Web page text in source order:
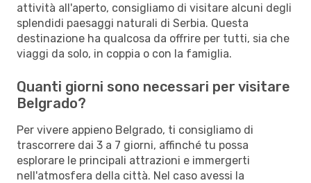
attività all'aperto, consigliamo di visitare alcuni degli
splendidi paesaggi naturali di Serbia. Questa
destinazione ha qualcosa da offrire per tutti, sia che
viaggi da solo, in coppia o con la famiglia.
Quanti giorni sono necessari per visitare
Belgrado?
Per vivere appieno Belgrado, ti consigliamo di
trascorrere dai 3 a 7 giorni, affinché tu possa
esplorare le principali attrazioni e immergerti
nell'atmosfera della città. Nel caso avessi la